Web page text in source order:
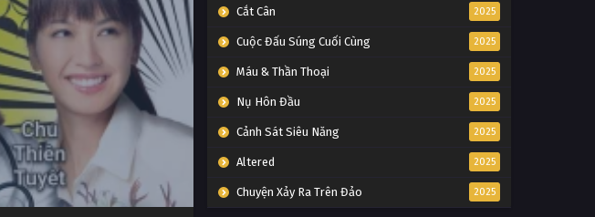
Cắt Cân 2025
Cuộc Đấu Súng Cuối Cùng 2025
Máu & Thần Thoại 2025
Nụ Hôn Đầu 2025
Cảnh Sát Siêu Năng 2025
Altered 2025
Chuyện Xảy Ra Trên Đảo 2025